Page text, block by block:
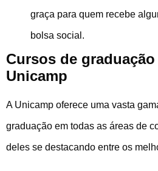
graça para quem recebe
bolsa social.
Cursos de
Unicamp
A Unicamp oferece uma vasta
graduação em todas as áreas de
deles se destacando entre os